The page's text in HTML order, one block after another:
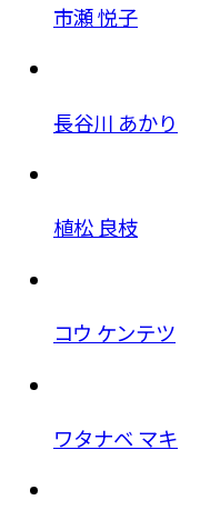
市瀬 悦子
長谷川 あかり
植松 良枝
コウ ケンテツ
ワタナベ マキ